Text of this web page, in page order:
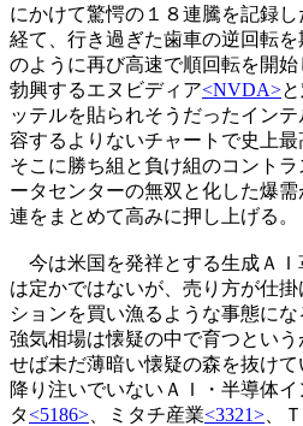
にかけて驚愕の１８連騰を記録
経て、行き過ぎた歯車の逆回転
のように再び高速で順回転を開
勃興するエヌビディア<NVDA>
ッテルを貼られそうだったインテ
容するよりないチャートで史上
そこに勝ち組と負け組のコント
ータセンターの無双と化した爆
連をまとめて高みに押し上げる。
今は米国を発祥とする生成ＡＩ
は定かではないが、売り方が仕
ションを買い漁るような事態にな
強気相場は懐疑の中で育つとい
せば未だ薄暗い懐疑の森を抜け
降り注いでいないＡＩ・半導体
タ<5186> 、ミタチ産業<3321> 、